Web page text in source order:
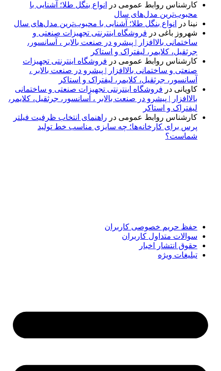
کارشناس روابط عمومی در
انواع بنگل طلا؛ آشنایی با
محبوب‌ترین مدل‌های سال
نینا در
انواع بنگل طلا؛ آشنایی با محبوب‌ترین مدل‌های سال
شهروز باغی در فروشگاه اینترنتی تجهیزات صنعتی و
ساختمانی بالاافزار | پیشرو در صنعت بالابر ، آسانسور،
جرثقیل، کلایمر، لیفتراک و استاکر
کارشناس روابط عمومی در فروشگاه اینترنتی تجهیزات
صنعتی و ساختمانی بالاافزار | پیشرو در صنعت بالابر ،
آسانسور، جرثقیل، کلایمر، لیفتراک و استاکر
کاویانی در فروشگاه اینترنتی تجهیزات صنعتی و ساختمانی
بالاافزار | پیشرو در صنعت بالابر ، آسانسور، جرثقیل، کلایمر،
لیفتراک و استاکر
کارشناس روابط عمومی در راهنمای انتخاب ظرفیت فیلتر
پرس برای کارخانه‌ها؛ چه سایزی مناسب خط تولید
شماست؟
حفظ حریم خصوصی کاربران
سوالات متداول کاربران
حقوق انتشار اخبار
تبلیغات ویژه